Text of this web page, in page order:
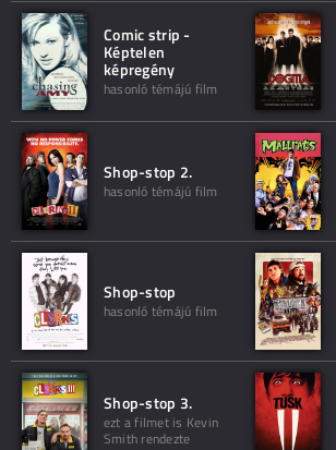
Comic strip -
Képtelen
képregény
hasonló témájú film
Shop-stop 2.
hasonló témájú film
Shop-stop
hasonló témájú film
Shop-stop 3.
ezt a filmet is Kevin
Smith rendezte